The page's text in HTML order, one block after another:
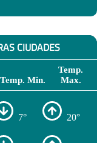
CIUDADES
Temp. Min.
Temp.
Max.
7° 20°